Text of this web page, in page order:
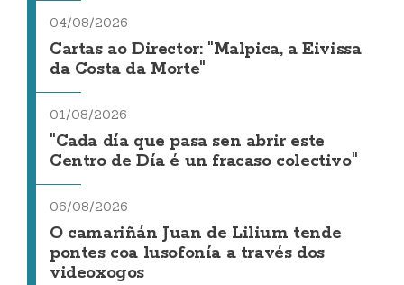
04/08/2026
Cartas ao Director: "Malpica, a Eivissa
da Costa da Morte"
01/08/2026
"Cada día que pasa sen abrir este
Centro de Día é un fracaso colectivo"
06/08/2026
O camariñán Juan de Lilium tende
pontes coa lusofonía a través dos
videoxogos